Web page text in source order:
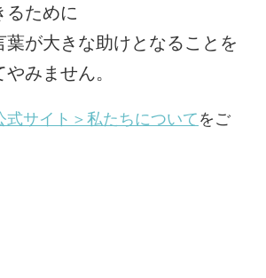
るために
葉が大きな助けとなることを
みません。
式サイト＞私たちについてをご